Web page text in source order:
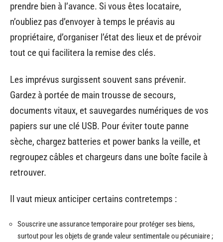
prendre bien à l’avance. Si vous êtes locataire,
n’oubliez pas d’envoyer à temps le préavis au
propriétaire, d’organiser l’état des lieux et de prévoir
tout ce qui facilitera la remise des clés.
Les imprévus surgissent souvent sans prévenir.
Gardez à portée de main trousse de secours,
documents vitaux, et sauvegardes numériques de vos
papiers sur une clé USB. Pour éviter toute panne
sèche, chargez batteries et power banks la veille, et
regroupez câbles et chargeurs dans une boîte facile à
retrouver.
Il vaut mieux anticiper certains contretemps :
Souscrire une assurance temporaire pour protéger ses biens,
surtout pour les objets de grande valeur sentimentale ou pécuniaire ;